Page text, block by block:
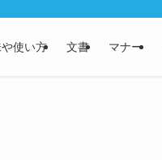
使い方 文書 マナー